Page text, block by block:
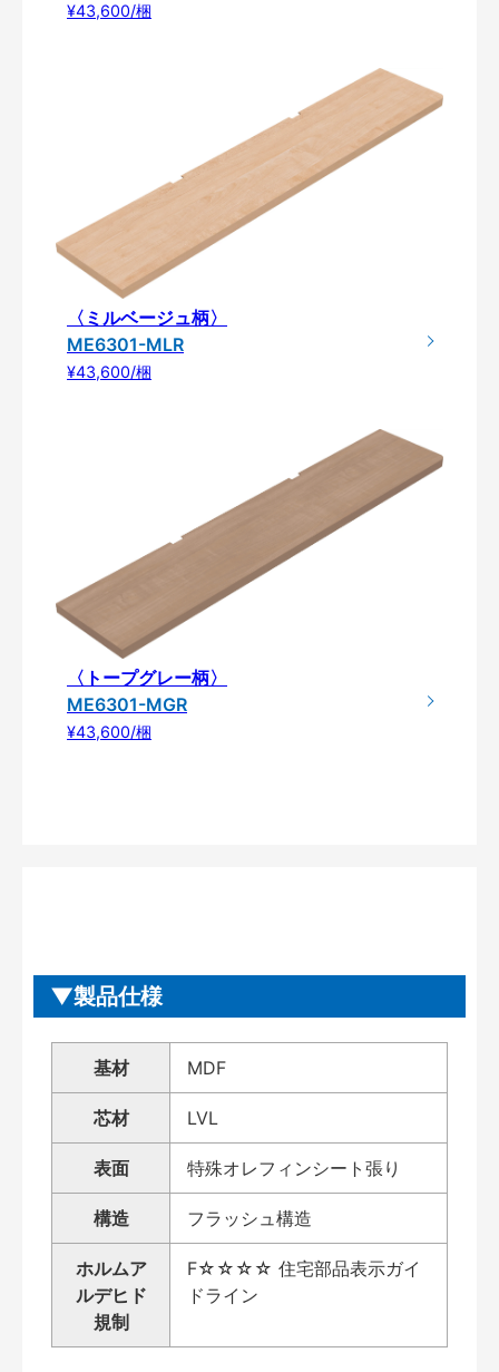
¥43,600/梱
〈ミルベージュ柄〉
ME6301-MLR
¥43,600/梱
〈トープグレー柄〉
ME6301-MGR
¥43,600/梱
製品仕様
基材 MDF
芯材 LVL
表面 特殊オレフィンシート張り
構造 フラッシュ構造
ホルムア
ルデヒド
規制
F☆☆☆☆ 住宅部品表示ガイ
ドライン